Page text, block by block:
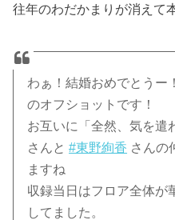
往年のわだかまりが消えて
わぁ！結婚おめでとうー
のオフショットです！
お互いに「全然、気を遣
さんと#東野絢香 さんの
ますね
収録当日はフロア全体が
してました。